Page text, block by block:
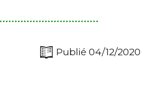
Publié 04/12/2020